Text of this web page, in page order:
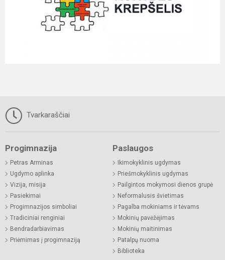
Tvarkaraščiai
Progimnazija
Petras Arminas
Ugdymo aplinka
Vizija, misija
Pasiekimai
Progimnazijos simboliai
Tradiciniai renginiai
Bendradarbiavimas
Priėmimas į progimnaziją
Paslaugos
Ikimokyklinis ugdymas
Priešmokyklinis ugdymas
Pailgintos mokymosi dienos grupė
Neformalusis švietimas
Pagalba mokiniams ir tėvams
Mokinių pavėžėjimas
Mokinių maitinimas
Patalpų nuoma
Biblioteka